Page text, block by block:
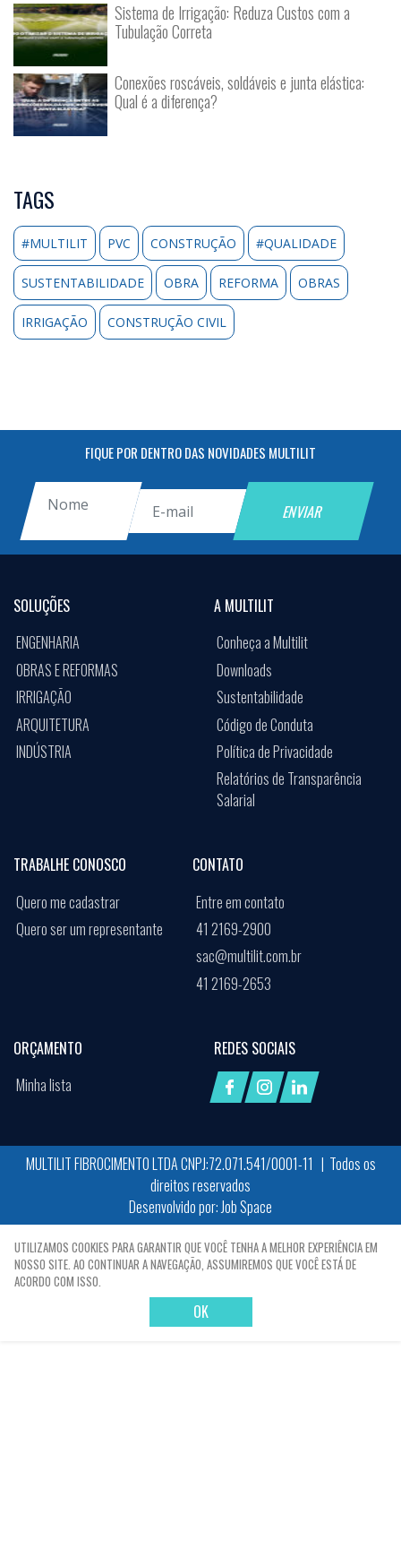
Sistema de Irrigação: Reduza Custos com a
Tubulação Correta
Conexões roscáveis, soldáveis e junta elástica:
Qual é a diferença?
TAGS
#MULTILIT PVC CONSTRUÇÃO #QUALIDADE
SUSTENTABILIDADE OBRA REFORMA OBRAS
IRRIGAÇÃO CONSTRUÇÃO CIVIL
FIQUE POR DENTRO DAS NOVIDADES MULTILIT
SOLUÇÕES
ENGENHARIA
OBRAS E REFORMAS
IRRIGAÇÃO
ARQUITETURA
INDÚSTRIA
A MULTILIT
Conheça a Multilit
Downloads
Sustentabilidade
Código de Conduta
Política de Privacidade
Relatórios de Transparência
Salarial
ORÇAMENTO
Minha lista
TRABALHE CONOSCO
Quero me cadastrar
Quero ser um representante
CONTATO
Entre em contato
41 2169-2900
sac@multilit.com.br
41 2169-2653
REDES SOCIAIS
MULTILIT FIBROCIMENTO LTDA CNPJ:72.071.541/0001-11 | Todos os
direitos reservados
Desenvolvido por:Job Space
UTILIZAMOS COOKIES PARA GARANTIR QUE VOCÊ TENHA A MELHOR EXPERIÊNCIA EM
NOSSO SITE. AO CONTINUAR A NAVEGAÇÃO, ASSUMIREMOS QUE VOCÊ ESTÁ DE
ACORDO COM ISSO.
OK
X